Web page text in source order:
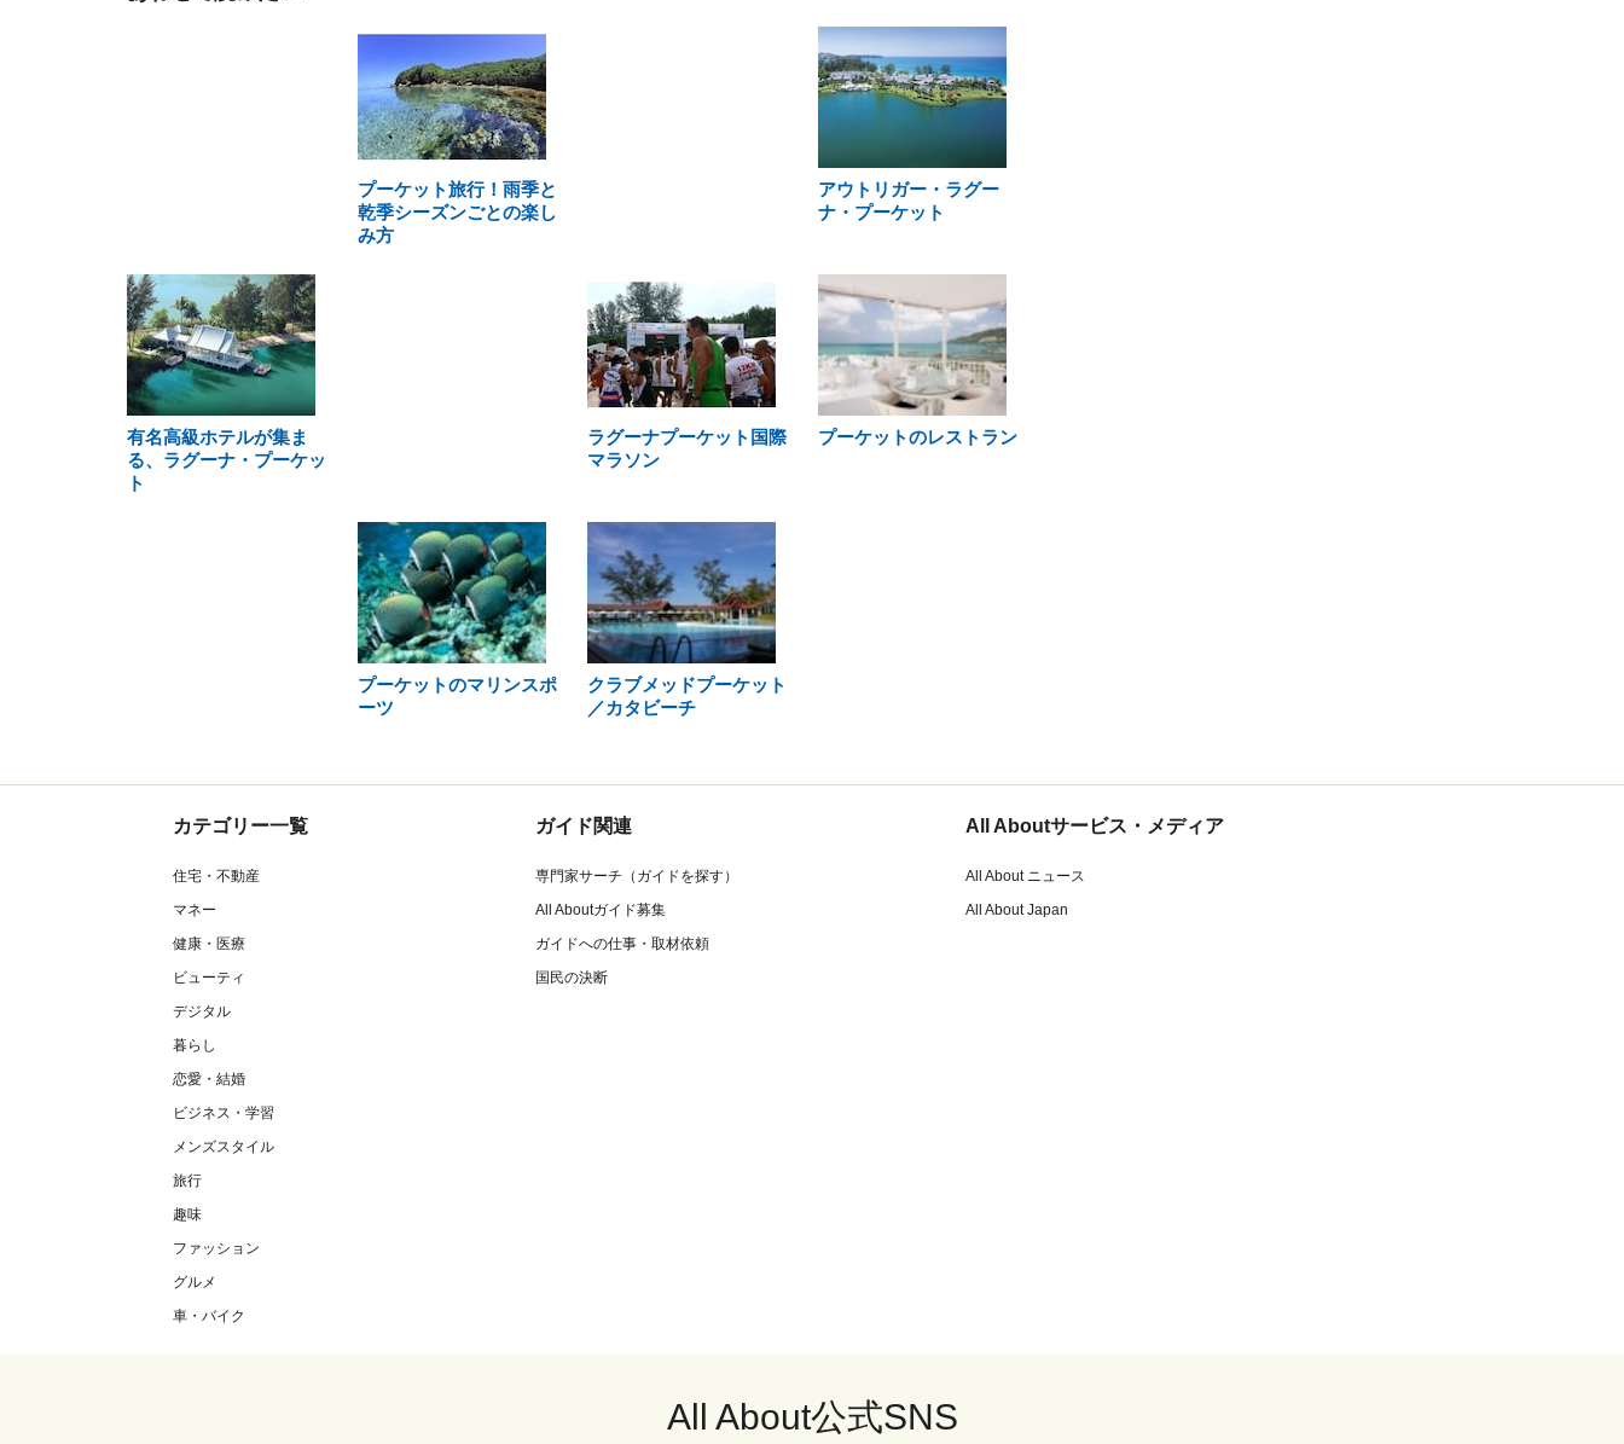
プーケット旅行！雨季と
乾季シーズンごとの楽し
み方
アウトリガー・ラグー
ナ・プーケット
有名高級ホテルが集ま
る、ラグーナ・プーケッ
ト
ラグーナプーケット国際
マラソン
プーケットのレストラン
プーケットのマリンスポ
ーツ
クラブメッドプーケット
／カタビーチ
カテゴリー一覧
住宅・不動産
マネー
健康・医療
ビューティ
デジタル
暮らし
恋愛・結婚
ビジネス・学習
メンズスタイル
旅行
趣味
ファッション
グルメ
車・バイク
ガイド関連
専門家サーチ（ガイドを探す）
All Aboutガイド募集
ガイドへの仕事・取材依頼
国民の決断
All Aboutサービス・メディア
All About ニュース
All About Japan
All About公式SNS